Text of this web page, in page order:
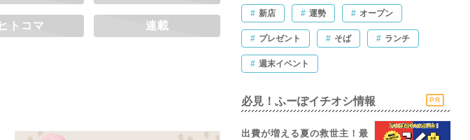
ヒトコマ 連載
# 新店 # 運勢 # オープン
# プレゼント # そば # ランチ
# 週末イベント
必見！ふーぽイチオシ情報 PR
出費が増える夏の救世主！最